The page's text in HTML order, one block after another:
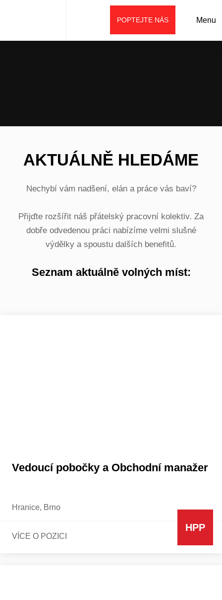
Menu
POPTEJTE NÁS
AKTUÁLNĚ HLEDÁME
Nechybí vám nadšení, elán a práce vás baví?
Přijďte rozšířit náš přátelský pracovní kolektiv. Za
dobře odvedenou práci nabízíme velmi slušné
výdělky a spoustu dalších benefitů.
Seznam aktuálně volných míst:
Vedoucí pobočky a Obchodní manažer
Hranice, Brno
VÍCE O POZICI
HPP